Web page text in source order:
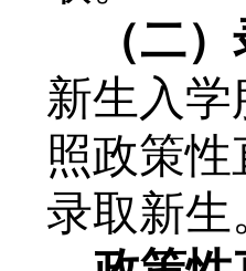
（二）
新生入学
照政策
录取新生